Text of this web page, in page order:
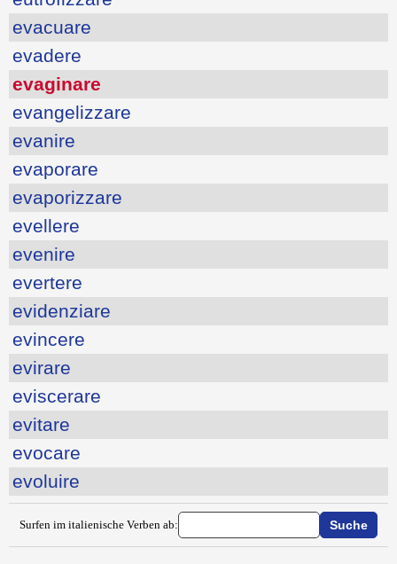
evacuare
evadere
evaginare
evangelizzare
evanire
evaporare
evaporizzare
evellere
evenire
evertere
evidenziare
evincere
evirare
eviscerare
evitare
evocare
evoluire
Surfen im italienische Verben ab: